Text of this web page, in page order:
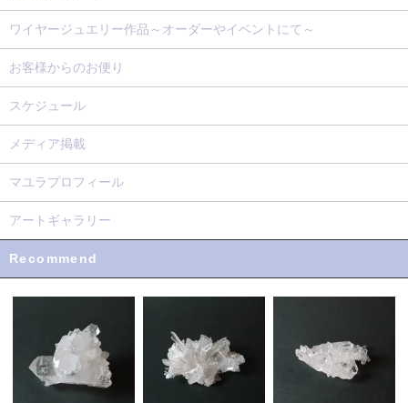
ワイヤージュエリー作品～オーダーやイベントにて～
お客様からのお便り
スケジュール
メディア掲載
マユラプロフィール
アートギャラリー
Recommend